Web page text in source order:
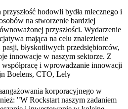
hodowli bydła mlecznego i
na stworzenie bardziej
przyszłości. Wydarzenie
mająca na celu znalezienie
błyskotliwych przedsiębiorców,
innowacje w naszym sektorze. Z
i wprowadzanie innowacji
Boelens, CTO, Lely
korporacyjnego w
"W Rockstart naszym zadaniem